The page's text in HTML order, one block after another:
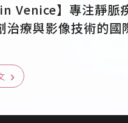
in Venice】專注靜脈
治療與影像技術的國